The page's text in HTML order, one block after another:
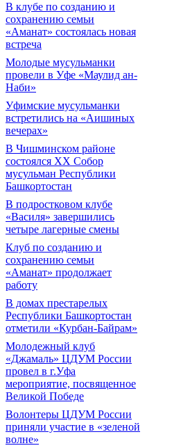
В клубе по созданию и
сохранению семьи
«Аманат» состоялась новая
встреча
Молодые мусульманки
провели в Уфе «Маулид ан-
Наби»
Уфимские мусульманки
встретились на «Аишиных
вечерах»
В Чишминском районе
состоялся XX Собор
мусульман Республики
Башкортостан
В подростковом клубе
«Василя» завершились
четыре лагерные смены
Клуб по созданию и
сохранению семьи
«Аманат» продолжает
работу
В домах престарелых
Республики Башкортостан
отметили «Курбан-Байрам»
Молодежный клуб
«Джамаль» ЦДУМ России
провел в г.Уфа
мероприятие, посвященное
Великой Победе
Волонтеры ЦДУМ России
приняли участие в «зеленой
волне»